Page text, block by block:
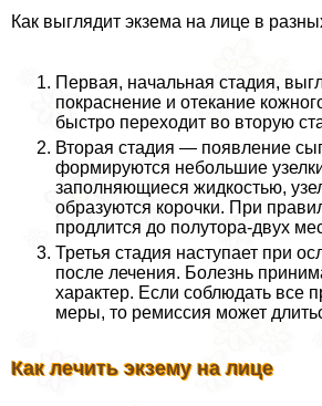
Как выглядит экзема на лице в
Первая, начальная стадия,
покраснение и отекание
быстро переходит во вторую
Вторая стадия — появление
формируются небольшие
заполняющиеся жидкостью,
образуются корочки. При
продлится до полутора-двух
Третья стадия наступает при
после лечения. Болезнь
хаpaктер. Если соблюдать все
меры, то ремиссия может
Как лечить экзему на лице